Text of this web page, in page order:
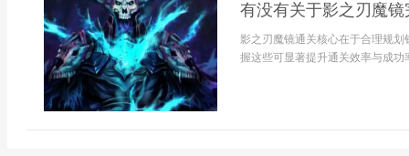
有没有关于影之刃魔
影之刃魔镜通关核心在于合理规
握这些可显著提升通关效率与成